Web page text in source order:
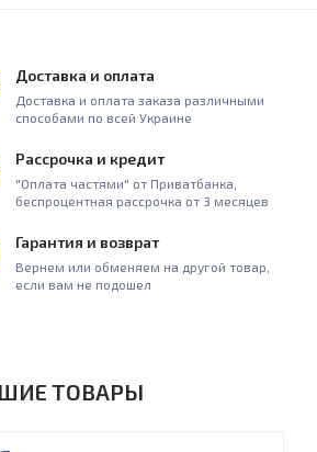
Доставка и оплата
Доставка и оплата заказа различными
способами по всей Украине
Рассрочка и кредит
"Оплата частями" от Приватбанка,
беспроцентная рассрочка от 3 месяцев
Гарантия и возврат
Вернем или обменяем на другой товар,
если вам не подошел
ТОВАРЫ